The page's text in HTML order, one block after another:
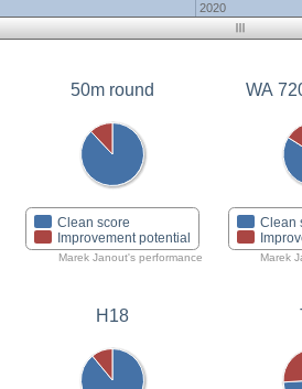
2020
50m round
Clean score
Improvement potential
Marek Janout's performance
WA
Clean
Marek
H18